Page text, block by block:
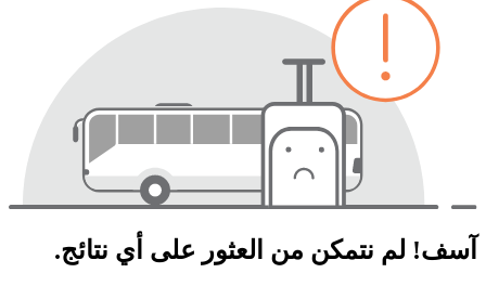
آسف! لم نتمكن من العثور على أي نتائج.